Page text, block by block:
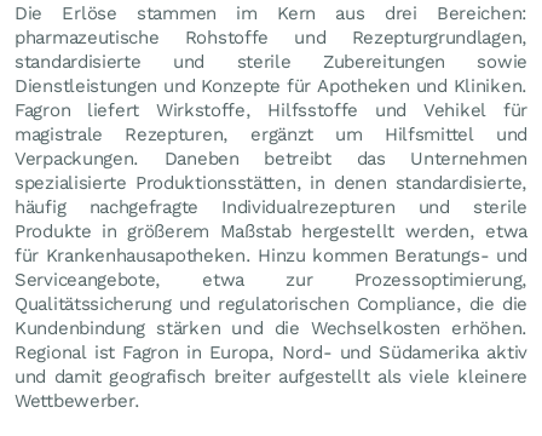
Die Erlöse stammen im Kern aus drei Bereichen:
pharmazeutische Rohstoffe und Rezepturgrundlagen,
standardisierte und sterile Zubereitungen sowie
Dienstleistungen und Konzepte für Apotheken und Kliniken.
Fagron liefert Wirkstoffe, Hilfsstoffe und Vehikel für
magistrale Rezepturen, ergänzt um Hilfsmittel und
Verpackungen. Daneben betreibt das Unternehmen
spezialisierte Produktionsstätten, in denen standardisierte,
häufig nachgefragte Individualrezepturen und sterile
Produkte in größerem Maßstab hergestellt werden, etwa
für Krankenhausapotheken. Hinzu kommen Beratungs- und
Serviceangebote, etwa zur Prozessoptimierung,
Qualitätssicherung und regulatorischen Compliance, die die
Kundenbindung stärken und die Wechselkosten erhöhen.
Regional ist Fagron in Europa, Nord- und Südamerika aktiv
und damit geografisch breiter aufgestellt als viele kleinere
Wettbewerber.